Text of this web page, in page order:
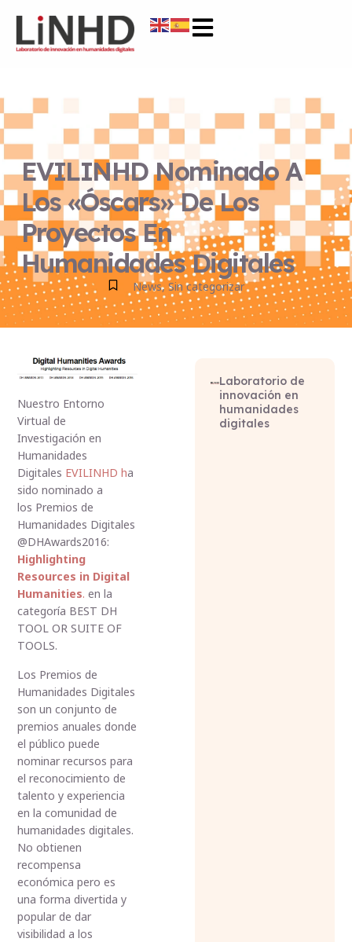
EVILINHD Nominado A
Los «Óscars» De Los
Proyectos En
Humanidades Digitales
News, Sin categorizar
Nuestro Entorno
Virtual de
Investigación en
Humanidades
Digitales EVILINHD ha
sido nominado a
los Premios de
Humanidades Digitales
@DHAwards2016:
Highlighting
Resources in Digital
Humanities. en la
categoría BEST DH
TOOL OR SUITE OF
TOOLS.
Los Premios de
Humanidades Digitales
son un conjunto de
premios anuales donde
el público puede
nominar recursos para
el reconocimiento de
talento y experiencia
en la comunidad de
humanidades digitales.
No obtienen
recompensa
económica pero es
una forma divertida y
popular de dar
visibilidad a los
Laboratorio de
innovación en
humanidades
digitales